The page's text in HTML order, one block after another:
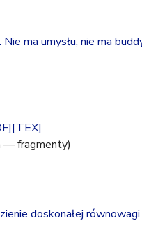
ma umysłu, nie ma
[TEX]
— fragmenty)
doskonałej równowagi